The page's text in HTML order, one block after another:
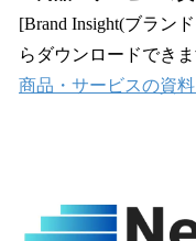
[Brand Insight(ブラン
らダウンロードでき
商品・サービスの資